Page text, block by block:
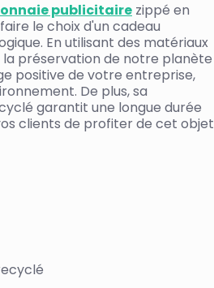
publicitaire zippé en
le choix d'un cadeau
En utilisant des matériaux
préservation de notre planète
positive de votre entreprise,
De plus, sa
garantit une longue durée
clients de profiter de cet objet